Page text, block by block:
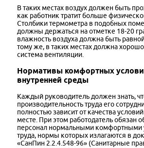
В таких местах воздух должен быть
как работник тратит больше
Столбики термометра в подобных
должны держаться на отметке 18-20
влажность воздуха должна быть
тому же, в таких местах должна хорошо
система вентиляции.
Нормативы комфортных
внутренней среды
Каждый руководитель должен знать,
производительность труда его
полностью зависит от качества
месте. При этом работодатель обязан
персонал нормальными комфортными
труда, нормы которых излагаются в
«СанПин 2.2.4.548-96» (Санитарные